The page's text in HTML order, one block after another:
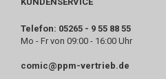
Telefon: 05265 - 9 55 88 55
Mo - Fr von 09:00 - 16:00 Uhr
comic@ppm-vertrieb.de